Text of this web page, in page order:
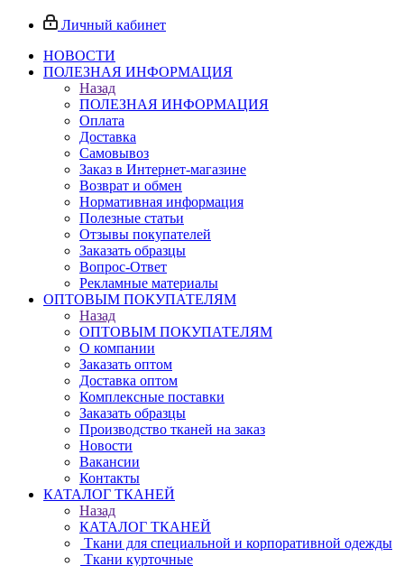
Личный кабинет
НОВОСТИ
ПОЛЕЗНАЯ ИНФОРМАЦИЯ
Назад
ПОЛЕЗНАЯ ИНФОРМАЦИЯ
Оплата
Доставка
Самовывоз
Заказ в Интернет-магазине
Возврат и обмен
Нормативная информация
Полезные статьи
Отзывы покупателей
Заказать образцы
Вопрос-Ответ
Рекламные материалы
ОПТОВЫМ ПОКУПАТЕЛЯМ
Назад
ОПТОВЫМ ПОКУПАТЕЛЯМ
О компании
Заказать оптом
Доставка оптом
Комплексные поставки
Заказать образцы
Производство тканей на заказ
Новости
Вакансии
Контакты
КАТАЛОГ ТКАНЕЙ
Назад
КАТАЛОГ ТКАНЕЙ
Ткани для специальной и корпоративной одежды
Ткани курточные